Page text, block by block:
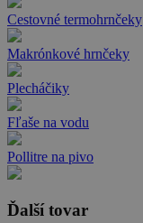
Cestovné termohrnčeky
Makrónkové hrnčeky
Plecháčiky
Fľaše na vodu
Pollitre na pivo
Ďalší tovar